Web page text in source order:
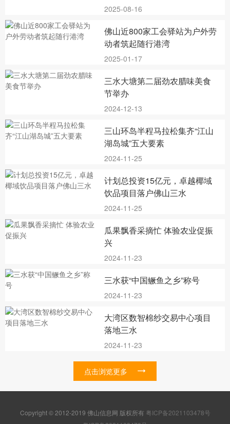
2025-08-16
佛山近800家工会驿站为户外劳
动者筑起随行港湾
2025-01-17
三水大塘第二届劲农腊味美食
节举办
2024-12-13
三山环岛半程马拉松集齐“江山
湖岛城”五大要素
2024-11-25
计划总投资15亿元，卓越椰域
饮品项目落户佛山三水
2024-11-25
瓜果飘香采摘忙 体验农业促振
兴
2024-11-23
三水获“中国鳜鱼之乡”称号
2024-11-23
大湾区数智棉纱交易中心项目
落地三水
2024-11-23
点击浏览更多
Copyright © 2012-2019 佛山信息网 版权所有 粤ICP备2021103478号